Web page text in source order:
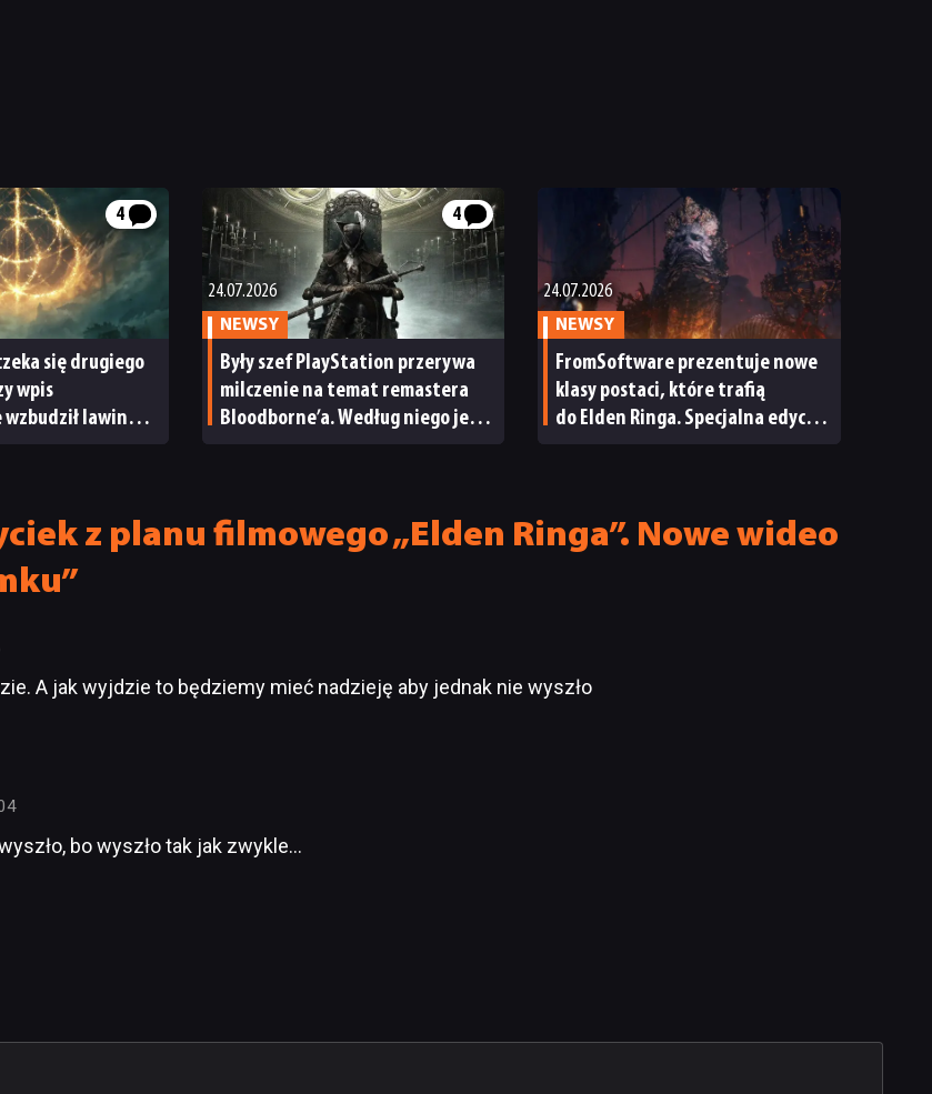
4
się drugiego
wpis
lawinę
4
24.07.2026
NEWSY
Były szef PlayStation przerywa
milczenie na temat remastera
Bloodborne’a. Według niego jego
24.07.2026
NEWSY
FromSoftware prezentuje nowe
klasy postaci, które trafią
do Elden Ringa. Specjalna edycja
z planu filmowego „Elden Ringa”. Nowe wideo
A jak wyjdzie to będziemy mieć nadzieję aby jednak nie wyszło
bo wyszło tak jak zwykle…